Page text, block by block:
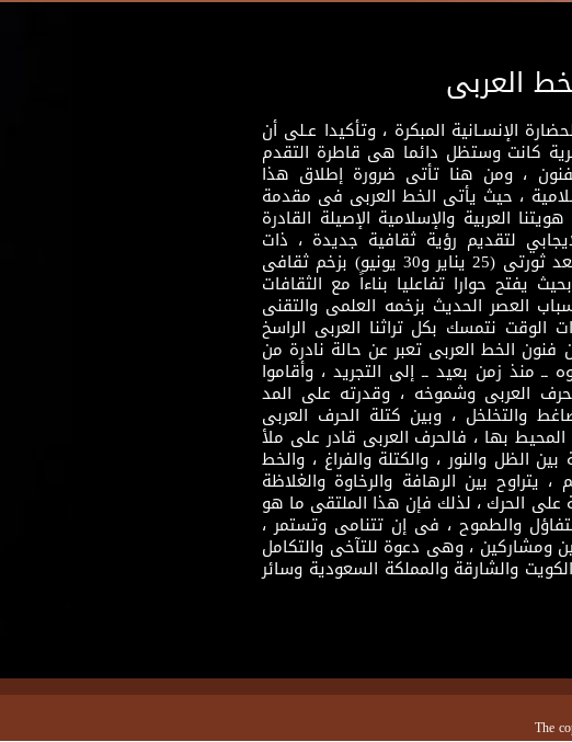
العربى
الإنسـانية المبكرة ، وتأكيدا عـلى أن
كانت وستظل دائما هى قاطرة التقدم
، ومن هنا تأتى ضرورة إطلاق هذا
، حيث يأتى الخط العربى فى مقدمة
العربية والإسلامية الإصيلة القادرة
لتقديم رؤية ثقافية جديدة ، ذات
مضمون ثقافى قادر على إثراء مرحلة ما بعد ثورتى (25 يناير و30 يونيو) بزخم ثقافى
يفتح حوارا تفاعليا بناءاً مع الثقافات
العصر الحديث بزخمه العلمى والتقنى
نتمسك بكل تراثنا العربى الراسخ
فنون الخط العربى تعبر عن حالة نادرة من
منذ زمن بعيد ــ إلى التجريد ، وأقاموا
العربى وشموخه ، وقدرته على المد
والتخلخل ، وبين كتلة الحرف العربى
المحيط بها ، فالحرف العربى قادر على ملأ
الظل والنور ، والكتلة والفراغ ، والخط
بين الرهافة والرخاوة والغلاظة
على الحرك ، لذلك فإن هذا الملتقى ما هو
والطموح ، فى إن تتنامى وتستمر ،
ومشاركين ، وهى دعوة للتآخى والتكامل
والشارقة والمملكة السعودية وسائر
The